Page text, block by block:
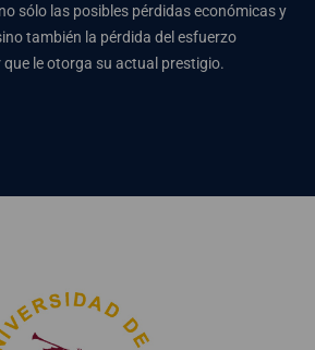
sólo las posibles pérdidas económicas y
también la pérdida del esfuerzo
le otorga su actual prestigio.